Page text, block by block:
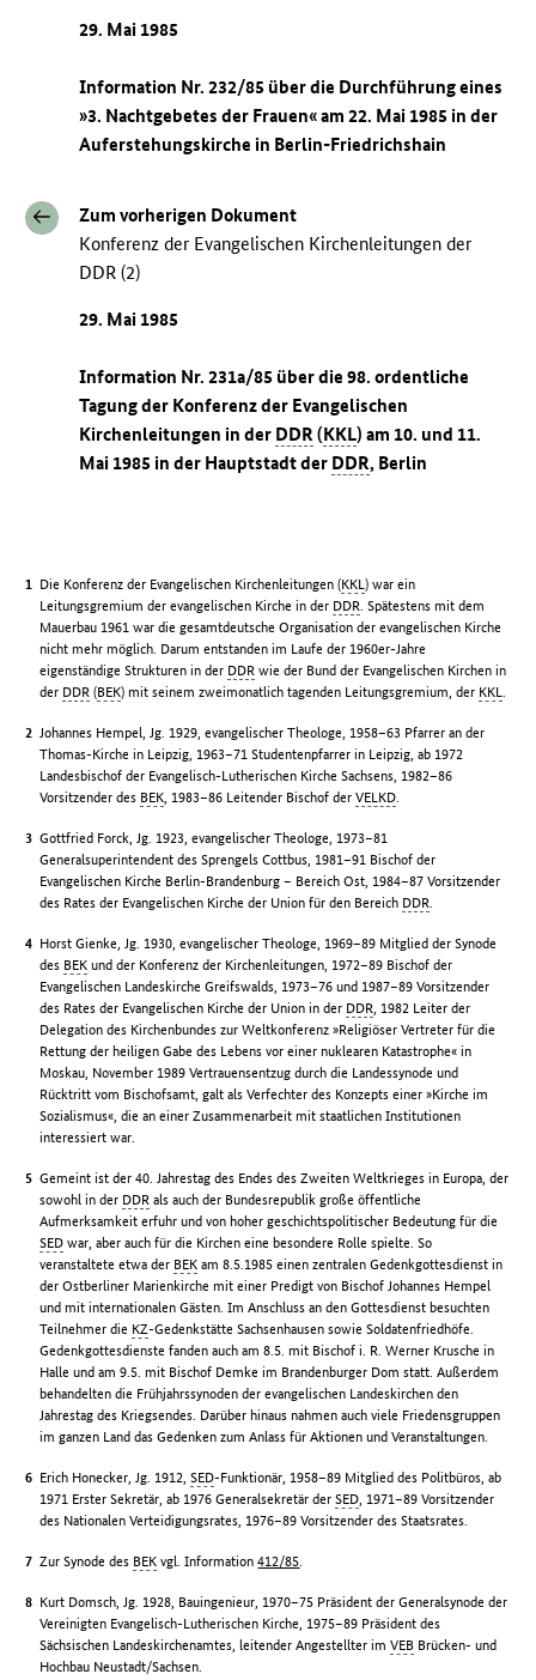
29. Mai 1985
Information Nr. 232/85 über die Durchführung eines
»3. Nachtgebetes der Frauen« am 22. Mai 1985 in der
Auferstehungskirche in Berlin-Friedrichshain
Zum vorherigen Dokument
Konferenz der Evangelischen Kirchenleitungen der
DDR (2)
29. Mai 1985
Information Nr. 231a/85 über die 98. ordentliche
Tagung der Konferenz der Evangelischen
Kirchenleitungen in der DDR (KKL) am 10. und 11.
Mai 1985 in der Hauptstadt der DDR, Berlin
Die Konferenz der Evangelischen Kirchenleitungen (KKL) war ein
Leitungsgremium der evangelischen Kirche in der DDR . Spätestens mit dem
Mauerbau 1961 war die gesamtdeutsche Organisation der evangelischen Kirche
nicht mehr möglich. Darum entstanden im Laufe der 1960er-Jahre
eigenständige Strukturen in der DDR wie der Bund der Evangelischen Kirchen in
der DDR (BEK) mit seinem zweimonatlich tagenden Leitungsgremium, der KKL
Johannes Hempel, Jg. 1929, evangelischer Theologe, 1958–63 Pfarrer an der
Thomas-Kirche in Leipzig, 1963–71 Studentenpfarrer in Leipzig, ab 1972
Landesbischof der Evangelisch-Lutherischen Kirche Sachsens, 1982–86
Vorsitzender des BEK , 1983–86 Leitender Bischof derVELKD
Gottfried Forck, Jg. 1923, evangelischer Theologe, 1973–81
Generalsuperintendent des Sprengels Cottbus, 1981–91 Bischof der
Evangelischen Kirche Berlin-Brandenburg – Bereich Ost, 1984–87 Vorsitzender
des Rates der Evangelischen Kirche der Union für den Bereich DDR
Horst Gienke, Jg. 1930, evangelischer Theologe, 1969–89 Mitglied der Synode
des BEK und der Konferenz der Kirchenleitungen, 1972–89 Bischof der
Evangelischen Landeskirche Greifswalds, 1973–76 und 1987–89 Vorsitzender
des Rates der Evangelischen Kirche der Union in der DDR , 1982 Leiter der
Delegation des Kirchenbundes zur Weltkonferenz »Religiöser Vertreter für die
Rettung der heiligen Gabe des Lebens vor einer nuklearen Katastrophe« in
Moskau, November 1989 Vertrauensentzug durch die Landessynode und
Rücktritt vom Bischofsamt, galt als Verfechter des Konzepts einer »Kirche im
Sozialismus«, die an einer Zusammenarbeit mit staatlichen Institutionen
interessiert war.
Gemeint ist der 40. Jahrestag des Endes des Zweiten Weltkrieges in Europa, der
sowohl in der DDR als auch der Bundesrepublik große öffentliche
Aufmerksamkeit erfuhr und von hoher geschichtspolitischer Bedeutung für die
SED war, aber auch für die Kirchen eine besondere Rolle spielte. So
veranstaltete etwa der BEK am 8.5.1985 einen zentralen Gedenkgottesdienst in
der Ostberliner Marienkirche mit einer Predigt von Bischof Johannes Hempel
und mit internationalen Gästen. Im Anschluss an den Gottesdienst besuchten
Teilnehmer die KZ-Gedenkstätte Sachsenhausen sowie Soldatenfriedhöfe.
Gedenkgottesdienste fanden auch am 8.5. mit Bischof i. R. Werner Krusche in
Halle und am 9.5. mit Bischof Demke im Brandenburger Dom statt. Außerdem
behandelten die Frühjahrssynoden der evangelischen Landeskirchen den
Jahrestag des Kriegsendes. Darüber hinaus nahmen auch viele Friedensgruppen
im ganzen Land das Gedenken zum Anlass für Aktionen und Veranstaltungen.
Erich Honecker, Jg. 1912,SED-Funktionär, 1958–89 Mitglied des Politbüros, ab
1971 Erster Sekretär, ab 1976 Generalsekretär derSED , 1971–89 Vorsitzender
des Nationalen Verteidigungsrates, 1976–89 Vorsitzender des Staatsrates.
Zur Synode des BEK vgl. Information412/85
Kurt Domsch, Jg. 1928, Bauingenieur, 1970–75 Präsident der Generalsynode der
Vereinigten Evangelisch-Lutherischen Kirche, 1975–89 Präsident des
Sächsischen Landeskirchenamtes, leitender Angestellter imVEB Brücken- und
Hochbau Neustadt/Sachsen.